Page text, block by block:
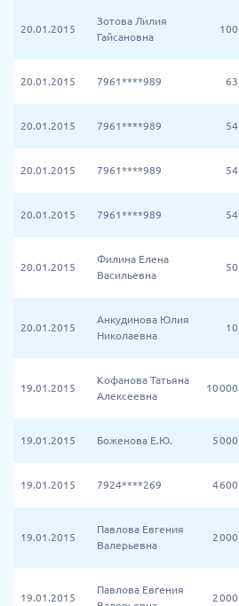
20.01.2015
Зотова Лилия
Гайсановна
100
20.01.2015 7961****989 63
20.01.2015 7961****989 54
20.01.2015 7961****989 54
20.01.2015 7961****989 54
20.01.2015
Филина Елена
Васильевна
50
20.01.2015
Анкудинова Юлия
Николаевна
10
19.01.2015
Кофанова Татьяна
Алексеевна
10 000
19.01.2015 Боженова Е.Ю. 5 000
19.01.2015 7924****269 4 600
19.01.2015
Павлова Евгения
Валерьевна
2 000
19.01.2015
Павлова Евгения
2 000